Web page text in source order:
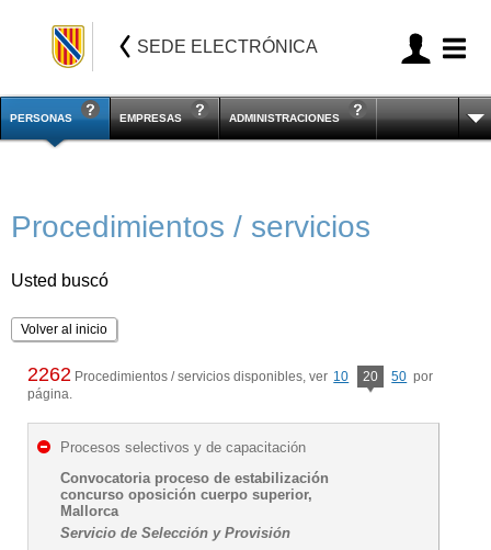
SEDE ELECTRÓNICA
PERSONAS EMPRESAS ADMINISTRACIONES
Procedimientos / servicios
Usted buscó
Volver al inicio
2262 Procedimientos / servicios disponibles, ver 10 20 50 por
página.
Procesos selectivos y de capacitación
Convocatoria proceso de estabilización
concurso oposición cuerpo superior,
Mallorca
Servicio de Selección y Provisión